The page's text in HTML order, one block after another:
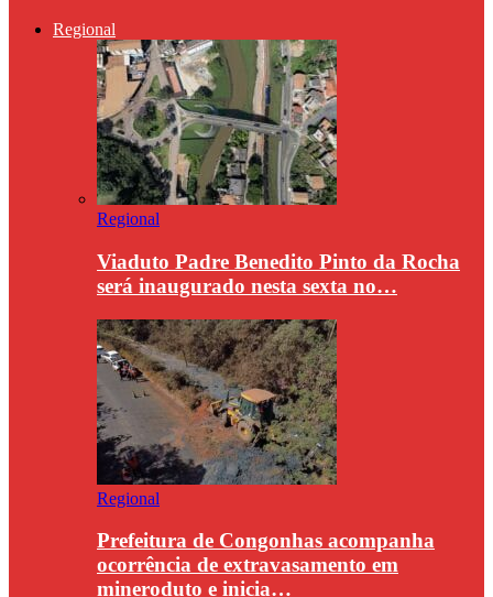
Regional
Regional
Viaduto Padre Benedito Pinto da Rocha
será inaugurado nesta sexta no…
Regional
Prefeitura de Congonhas acompanha
ocorrência de extravasamento em
mineroduto e inicia…